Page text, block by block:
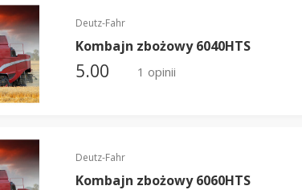
Deutz-Fahr
Kombajn zbożowy 6040HTS
5.00 1 opinii
Deutz-Fahr
Kombajn zbożowy 6060HTS